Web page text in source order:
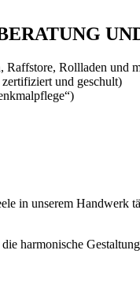
Rollladen und
und geschult)
in unserem
harmonische